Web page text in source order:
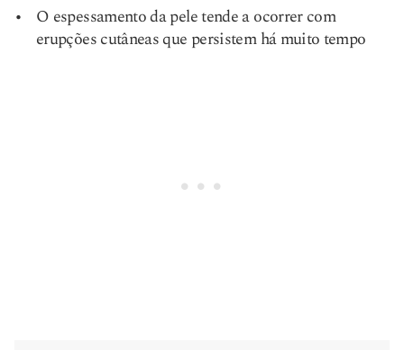
O espessamento da pele tende a ocorrer com
erupções cutâneas que persistem há muito tempo